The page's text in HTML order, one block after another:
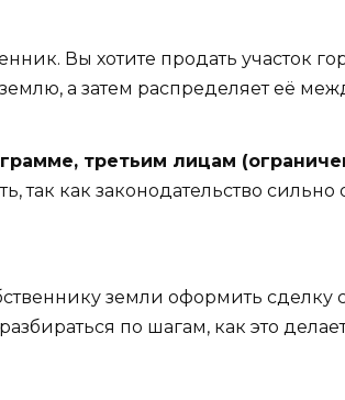
Вы хотите продать участок
а затем распределяет её
третьим лицам
так как законодательство
земли оформить сделку
по шагам, как это